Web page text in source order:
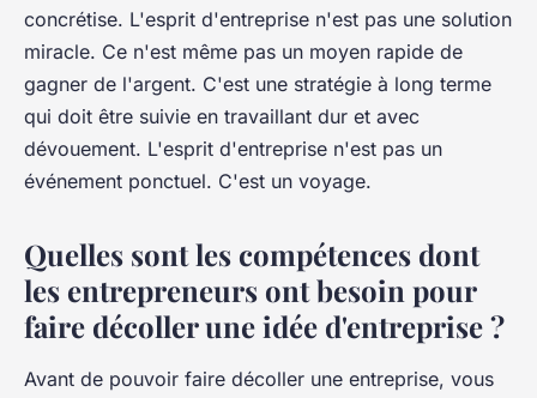
concrétise. L'esprit d'entreprise n'est pas une solution
miracle. Ce n'est même pas un moyen rapide de
gagner de l'argent. C'est une stratégie à long terme
qui doit être suivie en travaillant dur et avec
dévouement. L'esprit d'entreprise n'est pas un
événement ponctuel. C'est un voyage.
Quelles sont les compétences dont
les entrepreneurs ont besoin pour
faire décoller une idée d'entreprise ?
Avant de pouvoir faire décoller une entreprise, vous